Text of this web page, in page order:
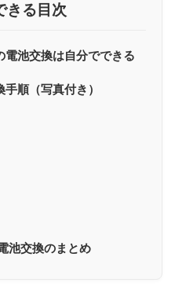
きる目次
電池交換は自分でできる
順（写真付き）
池交換のまとめ